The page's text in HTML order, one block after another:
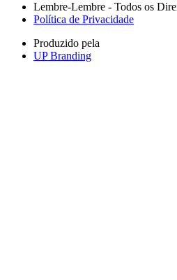
Lembre-Lembre - Todos os
Política de Privacidade
Produzido pela
UP Branding